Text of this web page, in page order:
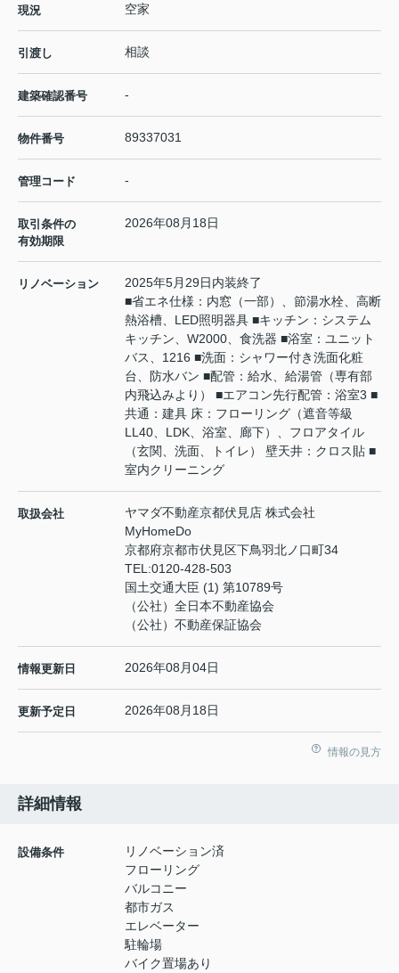
現況 空家
引渡し 相談
建築確認番号 -
物件番号 89337031
管理コード -
取引条件の
有効期限
2026年08月18日
リノベーション
2025年5月29日内装終了
■省エネ仕様：内窓（一部）、節湯水栓、高断
熱浴槽、LED照明器具 ■キッチン：システム
キッチン、W2000、食洗器 ■浴室：ユニット
バス、1216 ■洗面：シャワー付き洗面化粧
台、防水バン ■配管：給水、給湯管（専有部
内飛込みより） ■エアコン先行配管：浴室3 ■
共通：建具 床：フローリング（遮音等級
LL40、LDK、浴室、廊下）、フロアタイル
（玄関、洗面、トイレ） 壁天井：クロス貼 ■
室内クリーニング
取扱会社
ヤマダ不動産京都伏見店 株式会社
MyHomeDo
京都府京都市伏見区下鳥羽北ノ口町34
TEL:0120-428-503
国土交通大臣 (1) 第10789号
（公社）全日本不動産協会
（公社）不動産保証協会
情報更新日 2026年08月04日
更新予定日 2026年08月18日
情報の見方
詳細情報
設備条件
リノベーション済
フローリング
バルコニー
都市ガス
エレベーター
駐輪場
バイク置場あり